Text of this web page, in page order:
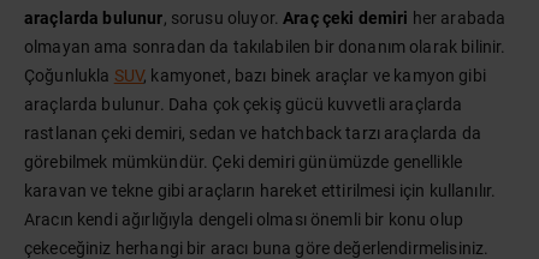
araçlarda bulunur, sorusu oluyor.Araç çeki demiri her arabada
olmayan ama sonradan da takılabilen bir donanım olarak bilinir.
Çoğunlukla SUV, kamyonet, bazı binek araçlar ve kamyon gibi
araçlarda bulunur. Daha çok çekiş gücü kuvvetli araçlarda
rastlanan çeki demiri, sedan ve hatchback tarzı araçlarda da
görebilmek mümkündür. Çeki demiri günümüzde genellikle
karavan ve tekne gibi araçların hareket ettirilmesi için kullanılır.
Aracın kendi ağırlığıyla dengeli olması önemli bir konu olup
çekeceğiniz herhangi bir aracı buna göre değerlendirmelisiniz.